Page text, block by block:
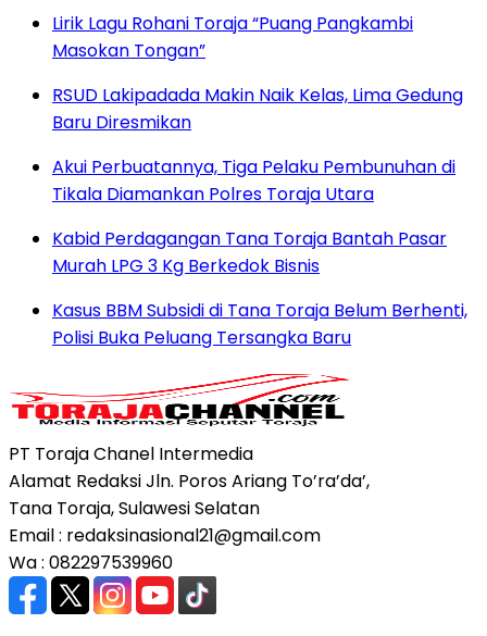
Lirik Lagu Rohani Toraja “Puang Pangkambi
Masokan Tongan”
RSUD Lakipadada Makin Naik Kelas, Lima Gedung
Baru Diresmikan
Akui Perbuatannya, Tiga Pelaku Pembunuhan di
Tikala Diamankan Polres Toraja Utara
Kabid Perdagangan Tana Toraja Bantah Pasar
Murah LPG 3 Kg Berkedok Bisnis
Kasus BBM Subsidi di Tana Toraja Belum Berhenti,
Polisi Buka Peluang Tersangka Baru
PT Toraja Chanel Intermedia
Alamat Redaksi Jln. Poros Ariang To’ra’da’,
Tana Toraja, Sulawesi Selatan
Email : redaksinasional21@gmail.com
Wa : 082297539960